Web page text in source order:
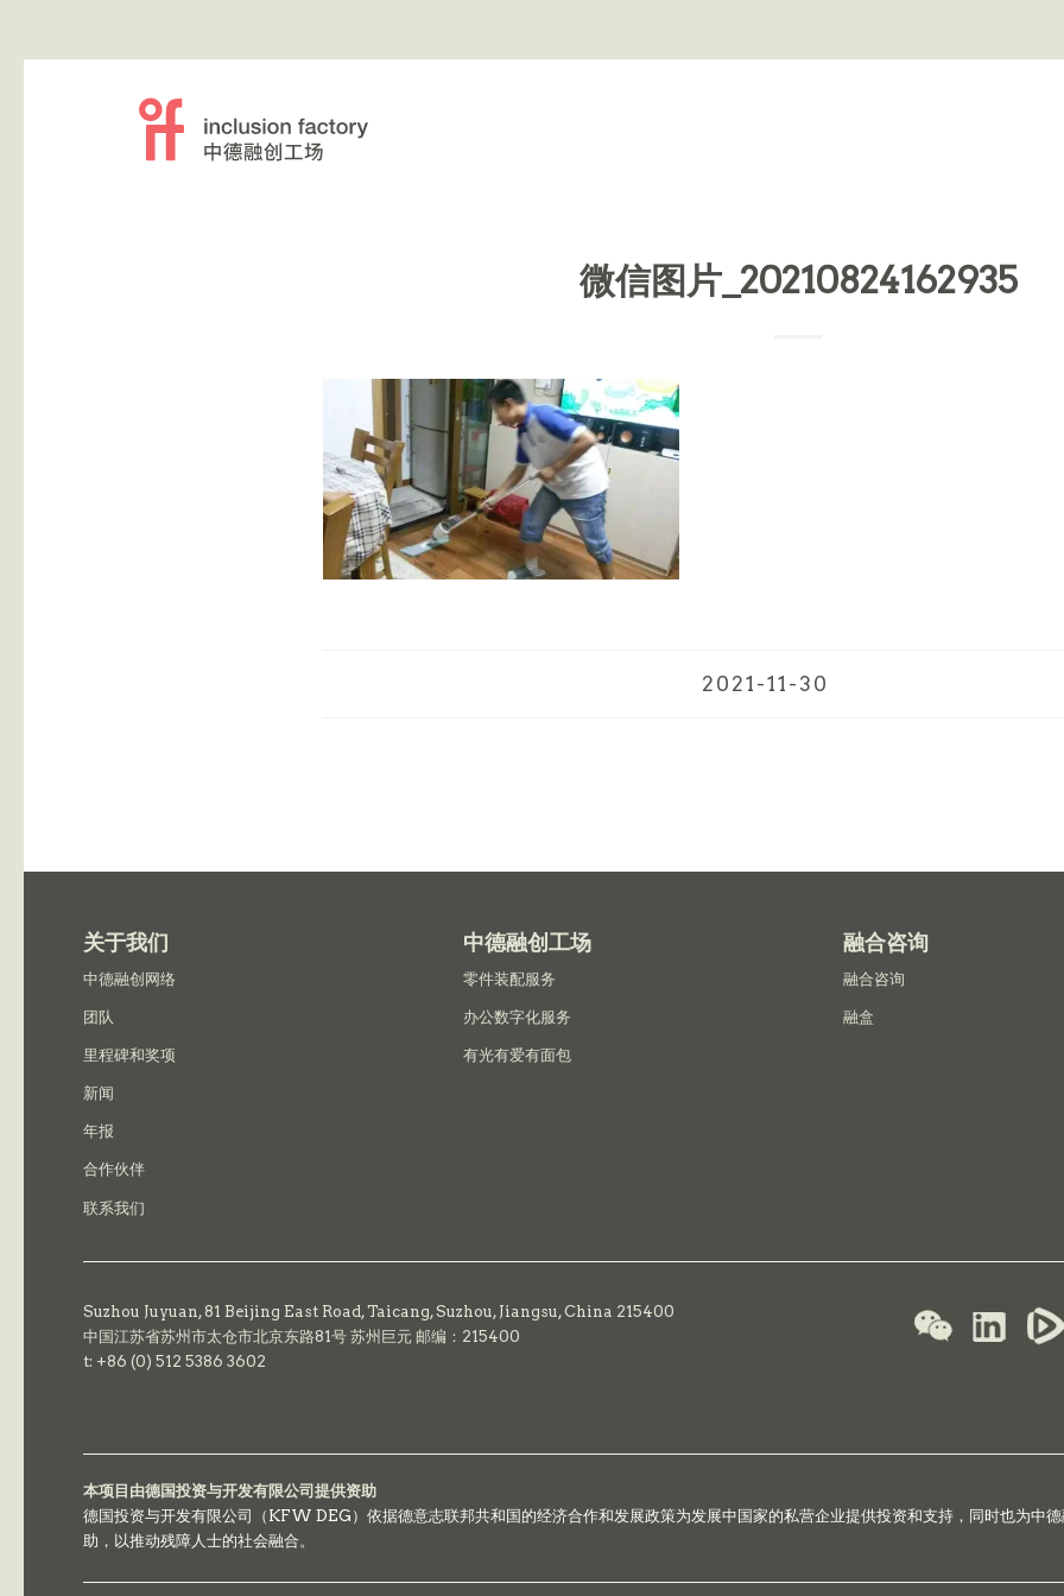
微信图片_20210824162935
2021-11-30
关于我们
中德融创网络
团队
里程碑和奖项
新闻
年报
合作伙伴
联系我们
中德融创工场
零件装配服务
办公数字化服务
有光有爱有面包
融合咨询
融合咨询
融盒
Suzhou Juyuan, 81 Beijing East Road,Taicang,Suzhou, Jiangsu, China 215400
中国江苏省苏州市太仓市北京东路81号 苏州巨元 邮编：215400
t: +86 (0) 512 5386 3602
本项目由德国投资与开发有限公司提供资助
德国投资与开发有限公司（KFW DEG）依据德意志联邦共和国的经济合作和发展政策为发展中国家的私营企业提供投资和支持，同时也为中
助，以推动残障人士的社会融合。